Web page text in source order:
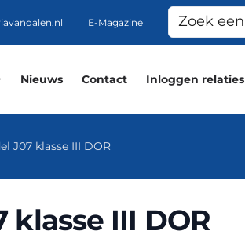
E-Magazine
Nieuws Contact Inloggen relaties
J07 klasse III DOR
klasse III DOR